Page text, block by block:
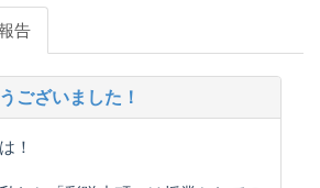
告
ございました！
！